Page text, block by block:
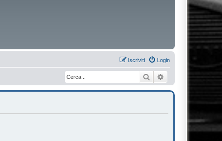
Login
Iscriviti
Cerca Ricerca avanzata